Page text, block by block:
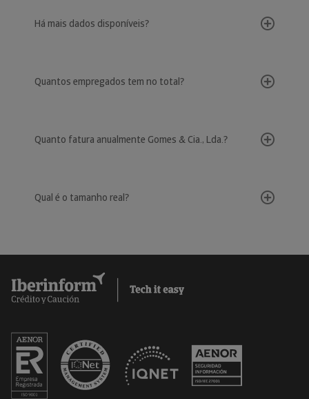
Há mais dados disponíveis?
Quantos empregados tem no total?
Quanto fatura anualmente Gomes & Cia., Lda.?
Qual é o tamanho real?